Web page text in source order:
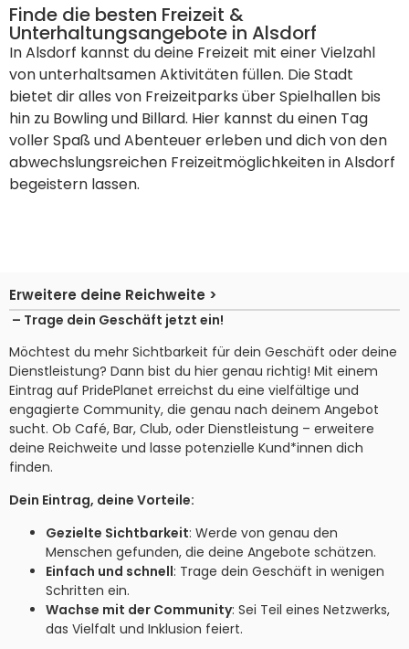
Finde die besten Freizeit &
Unterhaltungsangebote in Alsdorf
In Alsdorf kannst du deine Freizeit mit einer Vielzahl
von unterhaltsamen Aktivitäten füllen. Die Stadt
bietet dir alles von Freizeitparks über Spielhallen bis
hin zu Bowling und Billard. Hier kannst du einen Tag
voller Spaß und Abenteuer erleben und dich von den
abwechslungsreichen Freizeitmöglichkeiten in Alsdorf
begeistern lassen.
Erweitere deine Reichweite >
– Trage dein Geschäft jetzt ein!
Möchtest du mehr Sichtbarkeit für dein Geschäft oder deine
Dienstleistung? Dann bist du hier genau richtig! Mit einem
Eintrag auf PridePlanet erreichst du eine vielfältige und
engagierte Community, die genau nach deinem Angebot
sucht. Ob Café, Bar, Club, oder Dienstleistung – erweitere
deine Reichweite und lasse potenzielle Kund*innen dich
finden.
Dein Eintrag, deine Vorteile:
Gezielte Sichtbarkeit: Werde von genau den
Menschen gefunden, die deine Angebote schätzen.
Einfach und schnell: Trage dein Geschäft in wenigen
Schritten ein.
Wachse mit der Community: Sei Teil eines Netzwerks,
das Vielfalt und Inklusion feiert.